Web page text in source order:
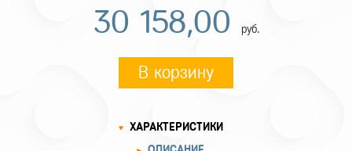
30 158,00 руб.
В корзину